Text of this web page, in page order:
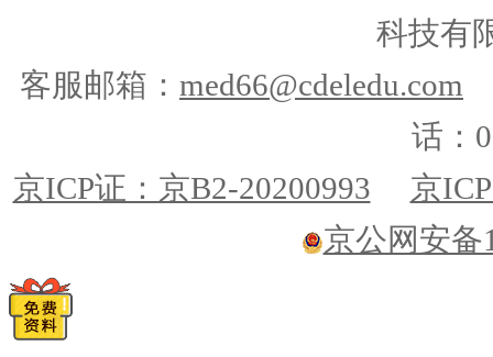
科技有
客服邮箱： med66@cdeledu.com
话：
京ICP证：京B2-20200993
京
京公网安备